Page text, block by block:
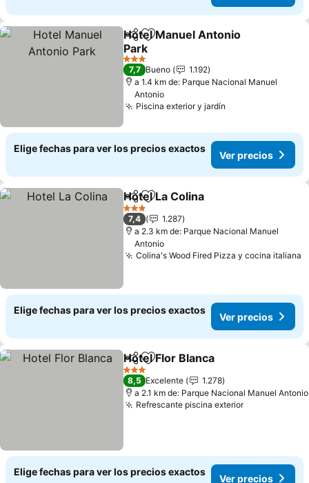
CompartirAgregar a favoritos
Hotel Manuel Antonio
Park
Ver precios
3 Estrellas
7,7 Bueno
1.192
a 1.4 km de: Parque Nacional Manuel
Antonio
Piscina exterior y jardín
Elige fechas para ver los precios exactos
Ver precios
CompartirAgregar a favoritos
Hotel La Colina
3 Estrellas
7,4
1.287
a 2.3 km de: Parque Nacional Manuel
Antonio
Colina's Wood Fired Pizza y cocina italiana
Elige fechas para ver los precios exactos
Ver precios
CompartirAgregar a favoritos
Hotel Flor Blanca
3 Estrellas
8,5 Excelente
1.278
a 2.1 km de: Parque Nacional Manuel Antonio
Refrescante piscina exteriorVer precios
Elige fechas para ver los precios exactos
Ver precios